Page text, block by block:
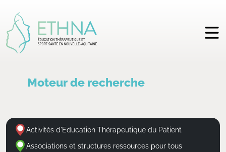
Moteur de recherche
Activités d'Education Thérapeutique du Patient
Associations et structures ressources pour tous